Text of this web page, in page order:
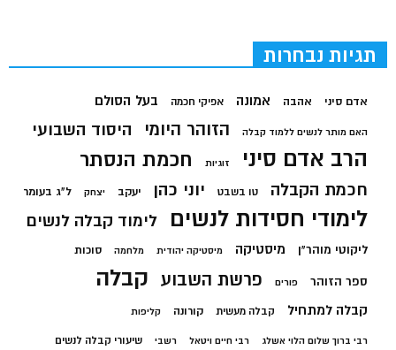
תגיות נבחרות
אדם סיני אהבה אמונה אפיקי חכמה בעל הסולם
האם מותר לנשים ללמוד קבלה הזוהר היומי היסוד השבועי
הרב אדם סיני זוגיות חכמת הנסתר
חכמת הקבלה טו בשבט יוני כהן יעקב יצחק ל"ג בעומר
לימודי חסידות לנשים לימוד קבלה לנשים
ליקוטי מוהר"ן מיסטיקה מיסטיקה יהודית מלחמה סוכות
ספר הזוהר פורים פרשת השבוע קבלה
קבלה למתחיל קבלה מעשית קורונה קליפות
רבי ברוך שלום הלוי אשלג רבי חיים ויטאל רשבי שיעורי קבלה לנשים